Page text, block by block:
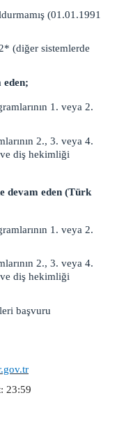
(01.01.1991
(diğer sistemlerde
1. veya 2.
2., 3. veya 4.
diş hekimliği
devam eden (Türk
1. veya 2.
2., 3. veya 4.
ve diş hekimliği
başvuru
23:59